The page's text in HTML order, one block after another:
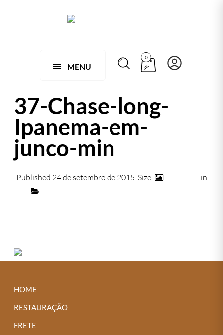
MENU
0
37-Chase-long-
Ipanema-em-
junco-min
Published 24 de setembro de 2015 . Size:
in
HOME
RESTAURAÇÃO
FRETE